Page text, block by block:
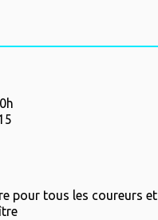
pour tous les coureurs